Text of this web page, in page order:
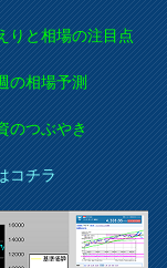
と相場の注目点
相場予測
つぶやき
コチラ